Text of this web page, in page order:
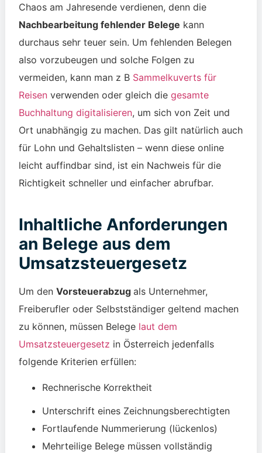
Chaos am Jahresende verdienen, denn die
Nachbearbeitung fehlender Belege kann
durchaus sehr teuer sein. Um fehlenden Belegen
also vorzubeugen und solche Folgen zu
vermeiden, kann man z B Sammelkuverts für
Reisenverwenden oder gleich die gesamte
Buchhaltung digitalisieren, um sich von Zeit und
Ort unabhängig zu machen. Das gilt natürlich auch
für Lohn und Gehaltslisten – wenn diese online
leicht auffindbar sind, ist ein Nachweis für die
Richtigkeit schneller und einfacher abrufbar.
Inhaltliche Anforderungen
an Belege aus dem
Umsatzsteuergesetz
Um den Vorsteuerabzug als Unternehmer,
Freiberufler oder Selbstständiger geltend machen
zu können, müssen Belege laut dem
Umsatzsteuergesetz in Österreich jedenfalls
folgende Kriterien erfüllen:
Rechnerische Korrektheit
Unterschrift eines Zeichnungsberechtigten
Fortlaufende Nummerierung (lückenlos)
Mehrteilige Belege müssen vollständig